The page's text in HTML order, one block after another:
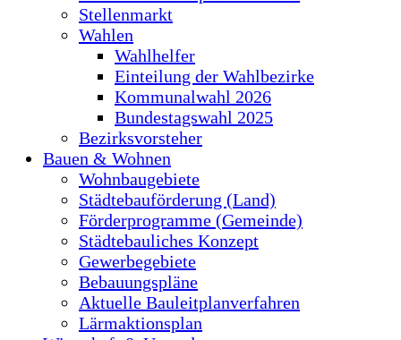
Stellenmarkt
Wahlen
Wahlhelfer
Einteilung der Wahlbezirke
Kommunalwahl 2026
Bundestagswahl 2025
Bezirksvorsteher
Bauen & Wohnen
Wohnbaugebiete
Städtebauförderung (Land)
Förderprogramme (Gemeinde)
Städtebauliches Konzept
Gewerbegebiete
Bebauungspläne
Aktuelle Bauleitplanverfahren
Lärmaktionsplan